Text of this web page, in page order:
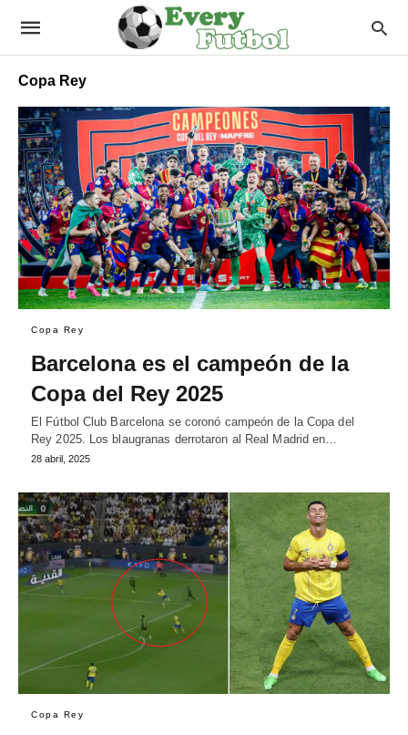
Copa Rey
Copa Rey
Barcelona es el campeón de la
Copa del Rey 2025
El Fútbol Club Barcelona se coronó campeón de la Copa del
Rey 2025. Los blaugranas derrotaron al Real Madrid en…
28 abril, 2025
Copa Rey